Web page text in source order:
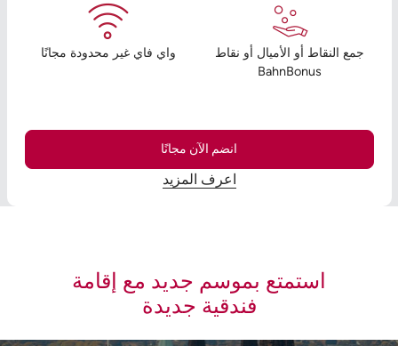
جمع النقاط أو الأميال أو نقاط
BahnBonus
واي فاي غير محدودة مجانًا
انضم الآن مجانًا
اعرف المزيد
استمتع بموسم جديد مع إقامة
فندقية جديدة